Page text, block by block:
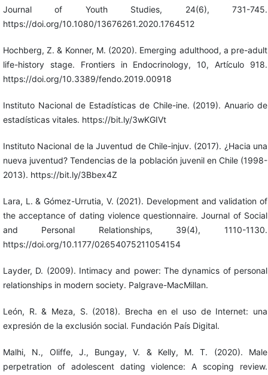
Journal of Youth Studies, 24(6), 731-745.
https://doi.org/10.1080/13676261.2020.1764512
Hochberg, Z. & Konner, M. (2020). Emerging adulthood, a pre-adult
life-history stage. Frontiers in Endocrinology, 10, Artículo 918.
https://doi.org/10.3389/fendo.2019.00918
Instituto Nacional de Estadísticas de Chile-ine. (2019). Anuario de
estadísticas vitales. https://bit.ly/3wKGIVt
Instituto Nacional de la Juventud de Chile-injuv. (2017). ¿Hacia una
nueva juventud? Tendencias de la población juvenil en Chile (1998-
2013). https://bit.ly/3Bbex4Z
Lara, L. & Gómez-Urrutia, V. (2021). Development and validation of
the acceptance of dating violence questionnaire. Journal of Social
and Personal Relationships, 39(4), 1110-1130.
https://doi.org/10.1177/02654075211054154
Layder, D. (2009). Intimacy and power: The dynamics of personal
relationships in modern society. Palgrave-MacMillan.
León, R. & Meza, S. (2018). Brecha en el uso de Internet: una
expresión de la exclusión social. Fundación País Digital.
Malhi, N., Oliffe, J., Bungay, V. & Kelly, M. T. (2020). Male
perpetration of adolescent dating violence: A scoping review.